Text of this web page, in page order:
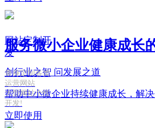
服务微小企业健康成长
创行业之智 问发展之道
帮助中小微企业持续健康成长，解
立即使用
网站定制开
发
量身定制各类
运营网站
大型网站个性
开发!